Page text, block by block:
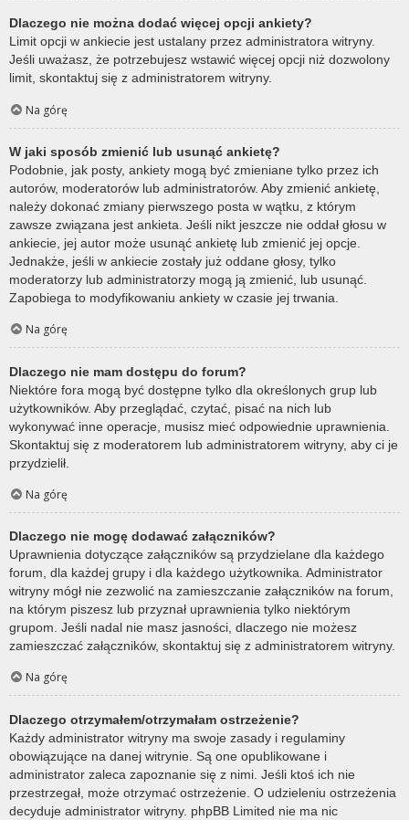
Dlaczego nie można dodać więcej opcji ankiety?
Limit opcji w ankiecie jest ustalany przez administratora witryny.
Jeśli uważasz, że potrzebujesz wstawić więcej opcji niż dozwolony
limit, skontaktuj się z administratorem witryny.
Na górę
W jaki sposób zmienić lub usunąć ankietę?
Podobnie, jak posty, ankiety mogą być zmieniane tylko przez ich
autorów, moderatorów lub administratorów. Aby zmienić ankietę,
należy dokonać zmiany pierwszego posta w wątku, z którym
zawsze związana jest ankieta. Jeśli nikt jeszcze nie oddał głosu w
ankiecie, jej autor może usunąć ankietę lub zmienić jej opcje.
Jednakże, jeśli w ankiecie zostały już oddane głosy, tylko
moderatorzy lub administratorzy mogą ją zmienić, lub usunąć.
Zapobiega to modyfikowaniu ankiety w czasie jej trwania.
Na górę
Dlaczego nie mam dostępu do forum?
Niektóre fora mogą być dostępne tylko dla określonych grup lub
użytkowników. Aby przeglądać, czytać, pisać na nich lub
wykonywać inne operacje, musisz mieć odpowiednie uprawnienia.
Skontaktuj się z moderatorem lub administratorem witryny, aby ci je
przydzielił.
Na górę
Dlaczego nie mogę dodawać załączników?
Uprawnienia dotyczące załączników są przydzielane dla każdego
forum, dla każdej grupy i dla każdego użytkownika. Administrator
witryny mógł nie zezwolić na zamieszczanie załączników na forum,
na którym piszesz lub przyznał uprawnienia tylko niektórym
grupom. Jeśli nadal nie masz jasności, dlaczego nie możesz
zamieszczać załączników, skontaktuj się z administratorem witryny.
Na górę
Dlaczego otrzymałem/otrzymałam ostrzeżenie?
Każdy administrator witryny ma swoje zasady i regulaminy
obowiązujące na danej witrynie. Są one opublikowane i
administrator zaleca zapoznanie się z nimi. Jeśli ktoś ich nie
przestrzegał, może otrzymać ostrzeżenie. O udzieleniu ostrzeżenia
decyduje administrator witryny. phpBB Limited nie ma nic